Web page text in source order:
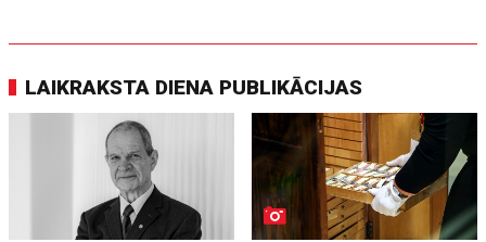
LAIKRAKSTA DIENA PUBLIKĀCIJAS